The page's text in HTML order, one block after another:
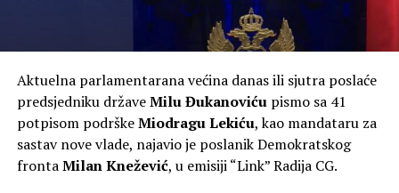
Aktuelna parlamentarana većina danas ili sjutra poslaće
predsjedniku državeMilu Đukanovićupismo sa 41
potpisom podrškeMiodragu Lekiću, kao mandataru za
sastav nove vlade, najavio je poslanik Demokratskog
frontaMilan Knežević, u emisiji “Link” Radija CG.